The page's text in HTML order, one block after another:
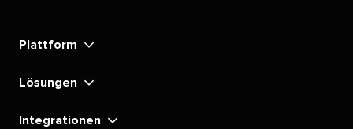
LinkedIn​​
Instagram​​
YouTube​​
TikTok​​
Pinterest​​
Plattform​​
Lösungen​​
Integrationen​​